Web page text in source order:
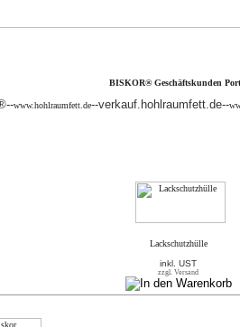
BISKOR® Geschäftskunden
www.hohlraumfett.de--verkauf.hohlraumfett.de--
Lackschutzhülle
inkl. UST
zzgl. Versand